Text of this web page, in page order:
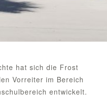
hat sich die Frost
Vorreiter im Bereich
entwickelt.